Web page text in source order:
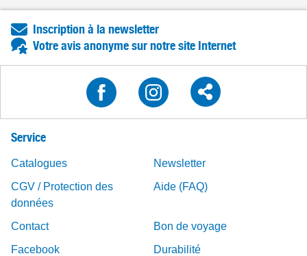
Inscription à la newsletter
Votre avis anonyme sur notre site Internet
Service
Catalogues
Newsletter
CGV / Protection des
données
Aide (FAQ)
Contact
Bon de voyage
Facebook
Durabilité